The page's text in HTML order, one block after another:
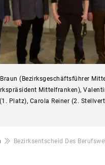
(Bezirksgeschäftsführer
Mittelfranken),
Platz), Carola Reiner (2.
Bezirksentscheid Des